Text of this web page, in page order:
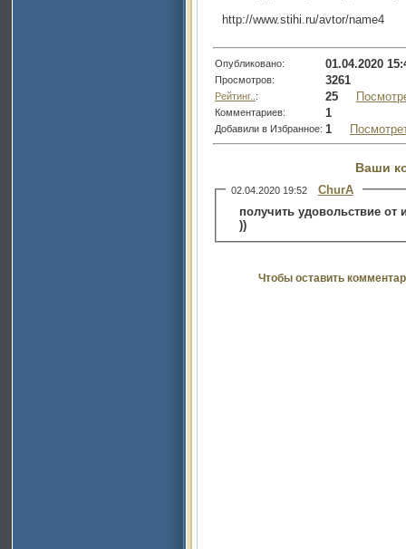
http://www.stihi.ru/avtor/name4
Опубликовано: 01.04.2020
Просмотров: 3261
Рейтинг.. : 25
Комментариев: 1
Добавили в Избранное: 1
Ваши
02.04.2020 19:52
ChurA
получить удовольствие от
))
Чтобы оставить